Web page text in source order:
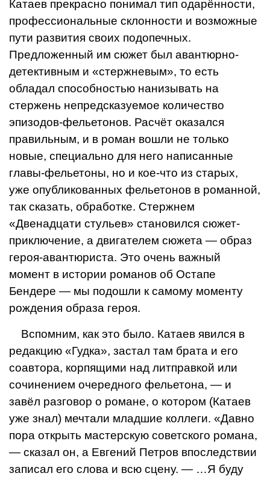
Катаев прекрасно по­нимал тип одарённости,
профессиональ­ные склонности и возможные
пути разви­тия своих подопечных.
Предложенный им сюжет был авантюрно-
детективным и «стержневым», то есть
обладал способностью нанизывать на
стержень непредсказуемое количество
эпизодов-фельетонов. Расчёт оказался
правильным, и в роман вошли не только
новые, специально для него напи­санные
главы-фельетоны, но и кое-что из старых,
уже опубликованных фельетонов в романной,
так сказать, обработке. Стер­жнем
«Двенадцати стульев» становился сюжет-
приключение, а двигателем сюже­та — образ
героя-авантюриста. Это очень важный
момент в истории романов об Остапе
Бендере — мы подошли к самому моменту
рождения образа героя.
Вспомним, как это было. Катаев явил­ся в
редакцию «Гудка», застал там брата и его
соавтора, корпящими над литправкой или
сочинением очередного фельетона, — и
завёл разговор о романе, о котором (Катаев
уже знал) мечтали младшие коллеги. «Давно
пора открыть ма­стерскую советского романа,
— сказал он, а Евгений Петров впоследствии
записал его слова и всю сцену. — …Я буду